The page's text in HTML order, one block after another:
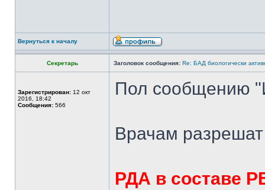
Вернуться к началу
Секретарь Заголовок сообщения: Re: БАД биологически
Зарегистрирован: 12 окт
2016, 18:42
Сообщения: 566
Пол сообщению
Врачам
РДА в составе